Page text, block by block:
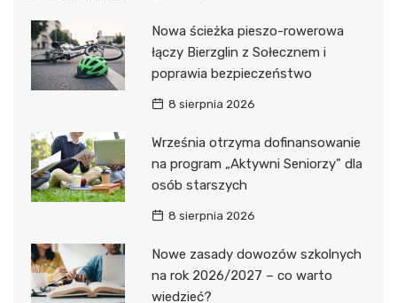
Nowa ścieżka pieszo-rowerowa
łączy Bierzglin z Sołecznem i
poprawia bezpieczeństwo
8 sierpnia 2026
Września otrzyma dofinansowanie
na program „Aktywni Seniorzy” dla
osób starszych
8 sierpnia 2026
Nowe zasady dowozów szkolnych
na rok 2026/2027 – co warto
wiedzieć?